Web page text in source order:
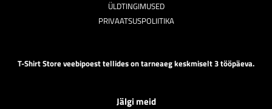
ÜLDTINGIMUSED
PRIVAATSUSPOLIITIKA
T-Shirt Store veebipoest tellides on tarneaeg keskmiselt 3 tööpäeva.
Jälgi meid